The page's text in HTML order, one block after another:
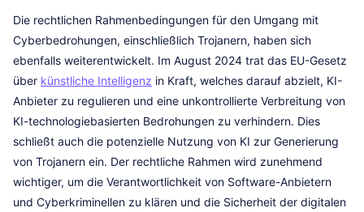
Die rechtlichen Rahmenbedingungen für den Umgang mit
Cyberbedrohungen, einschließlich Trojanern, haben sich
ebenfalls weiterentwickelt. Im August 2024 trat das EU-Gesetz
über künstliche Intelligenz in Kraft, welches darauf abzielt, KI-
Anbieter zu regulieren und eine unkontrollierte Verbreitung von
KI-technologiebasierten Bedrohungen zu verhindern. Dies
schließt auch die potenzielle Nutzung von KI zur Generierung
von Trojanern ein. Der rechtliche Rahmen wird zunehmend
wichtiger, um die Verantwortlichkeit von Software-Anbietern
und Cyberkriminellen zu klären und die Sicherheit der digitalen